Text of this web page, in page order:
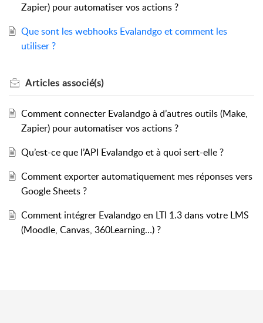
Zapier) pour automatiser vos actions ?
Que sont les webhooks Evalandgo et comment les
utiliser ?
Articles associé(s)
Comment connecter Evalandgo à d’autres outils (Make,
Zapier) pour automatiser vos actions ?
Qu’est-ce que l’API Evalandgo et à quoi sert-elle ?
Comment exporter automatiquement mes réponses vers
Google Sheets ?
Comment intégrer Evalandgo en LTI 1.3 dans votre LMS
(Moodle, Canvas, 360Learning…) ?